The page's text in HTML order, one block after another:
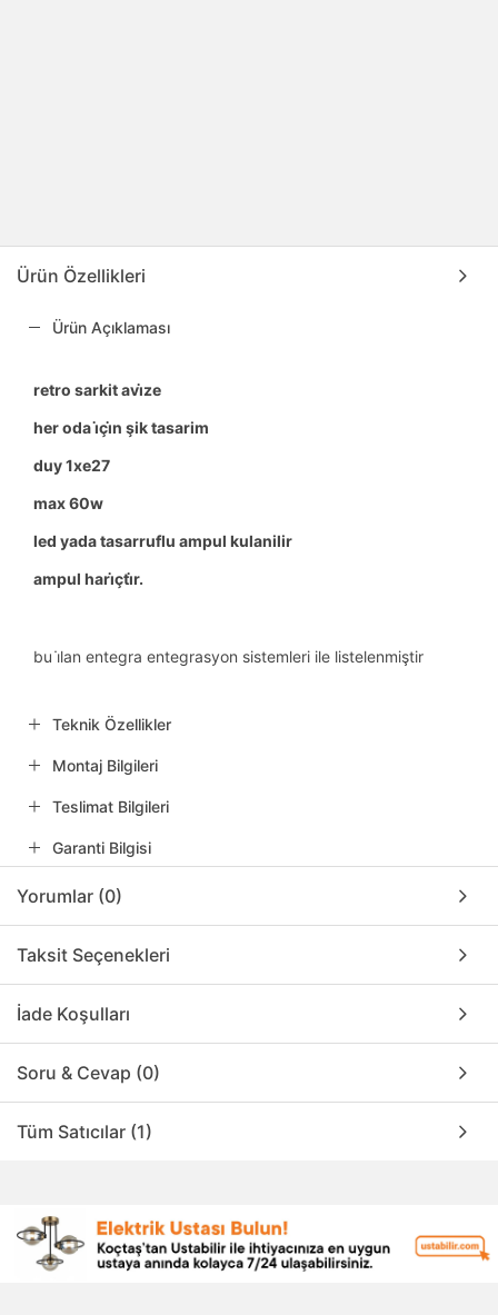
Ürün Özellikleri
Ürün Açıklaması
retro sarkit avi̇ze
her oda i̇çi̇n şik tasarim
duy 1xe27
max 60w
led yada tasarruflu ampul kulanilir
ampul hari̇çti̇r.
bu i̇lan entegra entegrasyon sistemleri ile listelenmiştir
Teknik Özellikler
Montaj Bilgileri
Teslimat Bilgileri
Garanti Bilgisi
Yorumlar (0)
Taksit Seçenekleri
İade Koşulları
Soru & Cevap (0)
Tüm Satıcılar (1)